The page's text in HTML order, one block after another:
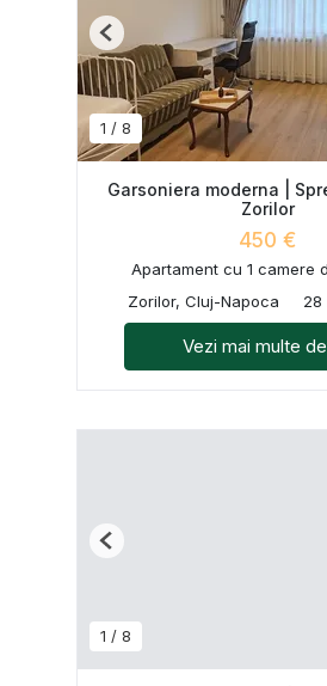
1 / 8
Previous
Garsoniera moderna |
Zorilor
450 €
Apartament cu 1 camere
Zorilor, Cluj-Napoca
28
Vezi mai multe
1 / 8
Previous